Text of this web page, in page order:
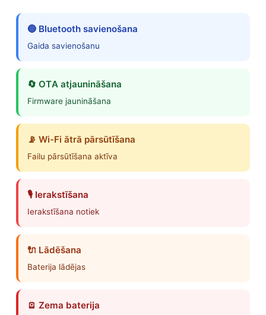
🔵 Bluetooth savienošana
Gaida savienošanu
🔄 OTA atjaunināšana
Firmware jaunināšana
📡 Wi-Fi ātrā pārsūtīšana
Failu pārsūtīšana aktīva
🎙️ Ierakstīšana
Ierakstīšana notiek
🔌 Lādēšana
Baterija lādējas
🪫 Zema baterija